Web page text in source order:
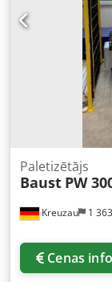
Kreuzau 1
Paletizētājs
Baust PW
Cenas